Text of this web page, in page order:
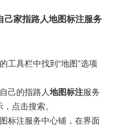
己家指路人地图标注服务
工具栏中找到“地图”选项
己的指路人地图标注服务
点击搜索。
标注服务中心铺，在界面